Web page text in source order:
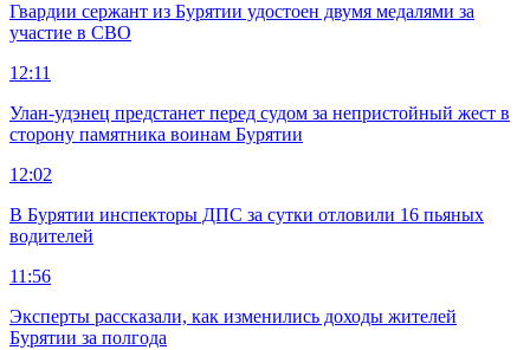
Гвардии сержант из Бурятии удостоен двумя медалями за
участие в СВО
12:11
Улан-удэнец предстанет перед судом за непристойный жест в
сторону памятника воинам Бурятии
12:02
В Бурятии инспекторы ДПС за сутки отловили 16 пьяных
водителей
11:56
Эксперты рассказали, как изменились доходы жителей
Бурятии за полгода